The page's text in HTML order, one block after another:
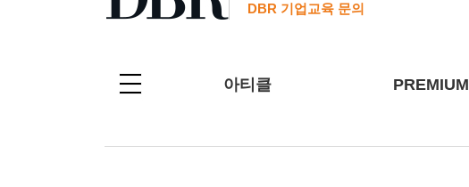
DBR 기업교육 문의
아티클 PREMIUM